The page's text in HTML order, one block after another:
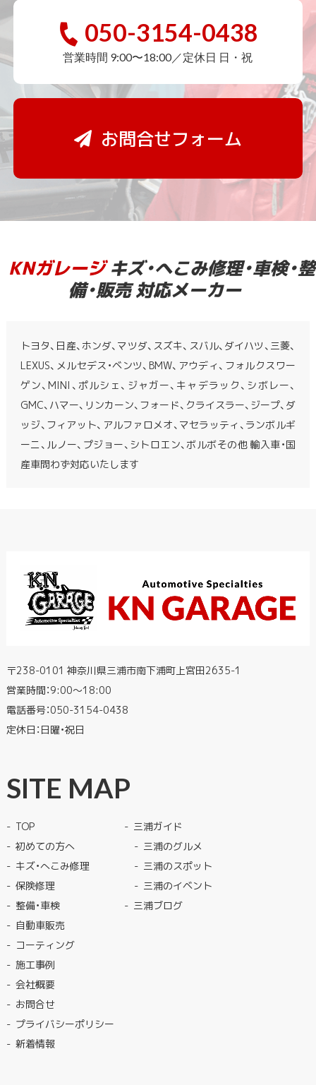
050-3154-0438
営業時間 9:00〜18:00／定休日 日・祝
お問合せフォーム
KNガレージキズ・へこみ修理・車検・整
備・販売 対応メーカー
トヨタ、日産、ホンダ、マツダ、スズキ、スバル、ダイハツ、三菱、
LEXUS、メルセデス・ベンツ、BMW、アウディ、フォルクスワー
ゲン、MINI、ポルシェ、ジャガー、キャデラック、シボレー、
GMC、ハマー、リンカーン、フォード、クライスラー、ジープ、ダ
ッジ、フィアット、アルファロメオ、マセラッティ、ランボルギ
ーニ、ルノー、プジョー、シトロエン、ボルボその他 輸入車・国
産車問わず対応いたします
〒238-0101 神奈川県三浦市南下浦町上宮田2635-1
営業時間：9:00〜18:00
電話番号：050-3154-0438
定休日：日曜・祝日
SITE MAP
TOP
初めての方へ
キズ・へこみ修理
保険修理
整備・車検
自動車販売
コーティング
施工事例
会社概要
お問合せ
プライバシーポリシー
新着情報
三浦ガイド
三浦のグルメ
三浦のスポット
三浦のイベント
三浦ブログ